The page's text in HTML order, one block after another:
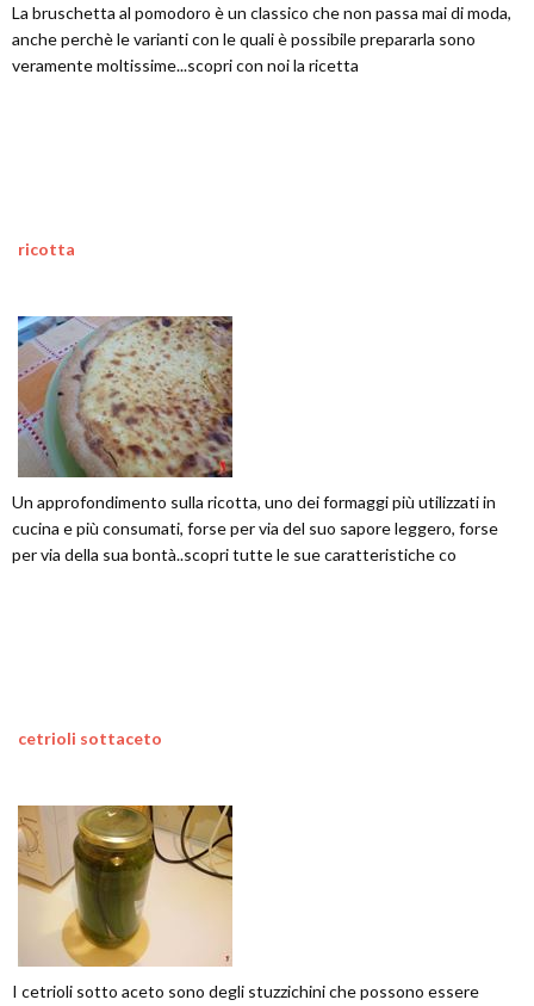
La bruschetta al pomodoro è un classico che non passa mai di moda,
anche perchè le varianti con le quali è possibile prepararla sono
veramente moltissime...scopri con noi la ricetta
ricotta
Un approfondimento sulla ricotta, uno dei formaggi più utilizzati in
cucina e più consumati, forse per via del suo sapore leggero, forse
per via della sua bontà..scopri tutte le sue caratteristiche co
cetrioli sottaceto
I cetrioli sotto aceto sono degli stuzzichini che possono essere